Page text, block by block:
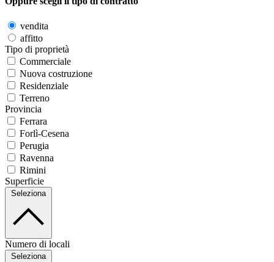
vendita
affitto
Tipo di proprietà
Commerciale
Nuova costruzione
Residenziale
Terreno
Provincia
Ferrara
Forlì-Cesena
Perugia
Ravenna
Rimini
Superficie
Seleziona
Numero di locali
Seleziona